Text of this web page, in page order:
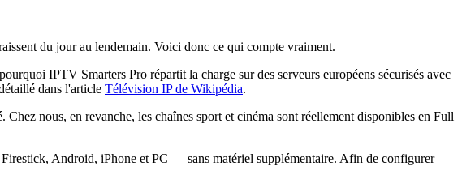
du jour au lendemain. Voici donc ce qui compte vraiment.
IPTV Smarters Pro répartit la charge sur des serveurs européens sécurisés avec
dans l'article Télévision IP de Wikipédia.
nous, en revanche, les chaînes sport et cinéma sont réellement disponibles en Full
Android, iPhone et PC — sans matériel supplémentaire. Afin de configurer